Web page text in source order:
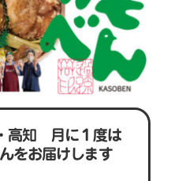
高知 月に１度は
をお届けします